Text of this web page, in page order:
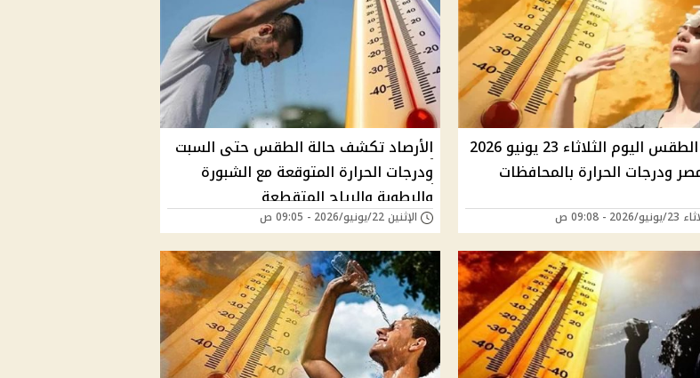
حالة الطقس اليوم الثلاثاء 23 يونيو 2026
ودرجات الحرارة بالمحافظات
- 09:08 ص
الأرصاد تكشف حالة الطقس حتى السبت
ودرجات الحرارة المتوقعة مع الشبورة
والرطوبة والرياح المتقطعة
الإثنين 22/يونيو/2026 - 09:05 ص